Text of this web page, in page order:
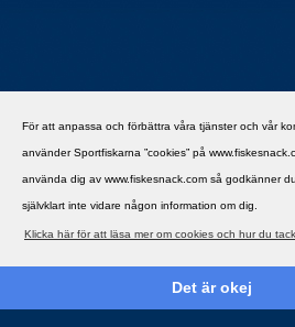
För att anpassa och förbättra våra tjänster och vår
använder Sportfiskarna ”cookies” på
använda dig av www.fiskesnack.com så godkänner
självklart inte vidare någon information om dig.
Klicka här för att läsa mer om cookies och hur du
Det är okej